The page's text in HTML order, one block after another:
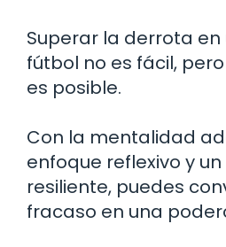
Superar la derrota
fútbol no es fácil,
es posible.
Con la mentalidad
enfoque reflexivo y
resiliente, puedes
fracaso en una